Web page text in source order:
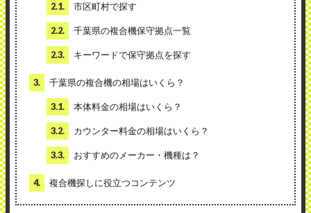
2.1. 市区町村で探す
2.2. 千葉県の複合機保守拠点一覧
2.3. キーワードで保守拠点を探す
3. 千葉県の複合機の相場はいくら？
3.1. 本体料金の相場はいくら？
3.2. カウンター料金の相場はいくら？
3.3. おすすめのメーカー・機種は？
4. 複合機探しに役立つコンテンツ